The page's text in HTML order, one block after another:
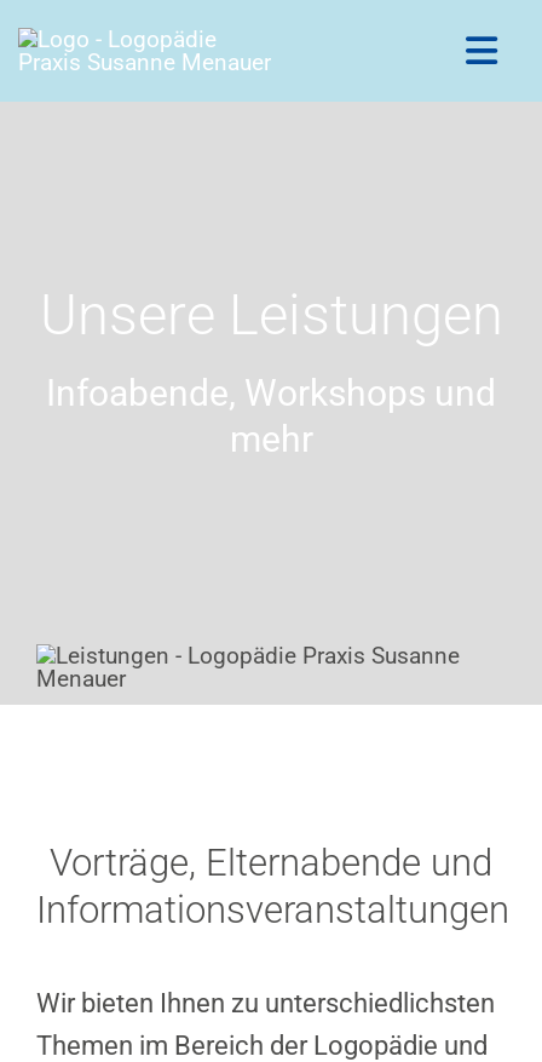
to
Lerntherapie
Leistungen
Unsere Leistungen
Infoabende, Workshops und
mehr
Vorträge, Elternabende und
Informationsveranstaltungen
Wir bieten Ihnen zu unterschiedlichsten
Themen im Bereich der Logopädie und